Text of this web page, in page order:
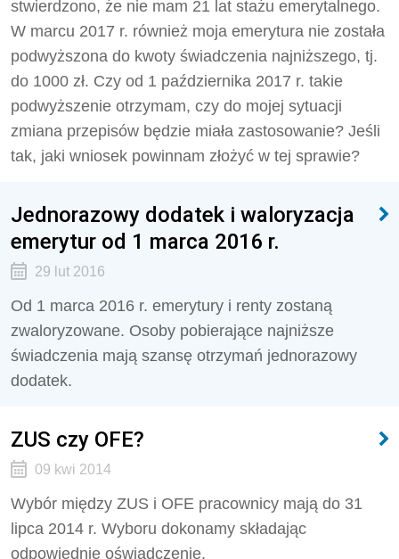
stwierdzono, że nie mam 21 lat stażu emerytalnego.
W marcu 2017 r. również moja emerytura nie została
podwyższona do kwoty świadczenia najniższego, tj.
do 1000 zł. Czy od 1 października 2017 r. takie
podwyższenie otrzymam, czy do mojej sytuacji
zmiana przepisów będzie miała zastosowanie? Jeśli
tak, jaki wniosek powinnam złożyć w tej sprawie?
Jednorazowy dodatek i waloryzacja
emerytur od 1 marca 2016 r.
29 lut 2016
Od 1 marca 2016 r. emerytury i renty zostaną
zwaloryzowane. Osoby pobierające najniższe
świadczenia mają szansę otrzymań jednorazowy
dodatek.
ZUS czy OFE?
09 kwi 2014
Wybór między ZUS i OFE pracownicy mają do 31
lipca 2014 r. Wyboru dokonamy składając
odpowiednie oświadczenie.